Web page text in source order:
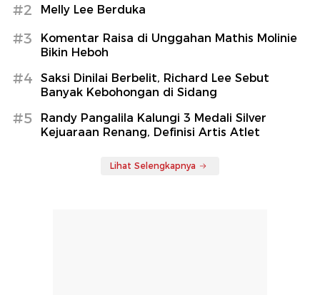
#2 Melly Lee Berduka
#3
Komentar Raisa di Unggahan Mathis Molinie
Bikin Heboh
#4
Saksi Dinilai Berbelit, Richard Lee Sebut
Banyak Kebohongan di Sidang
#5
Randy Pangalila Kalungi 3 Medali Silver
Kejuaraan Renang, Definisi Artis Atlet
Lihat Selengkapnya